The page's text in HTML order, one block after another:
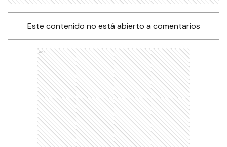
Este contenido no está abierto a comentarios
Ads